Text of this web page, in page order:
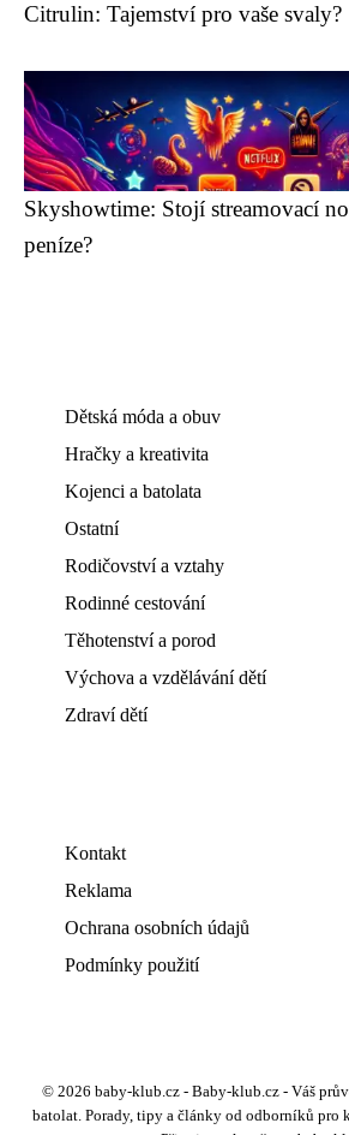
Citrulin: Tajemství pro vaše svaly?
Skyshowtime: Stojí streamovací
peníze?
Dětská móda a obuv
Hračky a kreativita
Kojenci a batolata
Ostatní
Rodičovství a vztahy
Rodinné cestování
Těhotenství a porod
Výchova a vzdělávání dětí
Zdraví dětí
Kontakt
Reklama
Ochrana osobních údajů
Podmínky použití
© 2026 baby-klub.cz - Baby-klub.cz - Váš
batolat. Porady, tipy a články od odborníků pro